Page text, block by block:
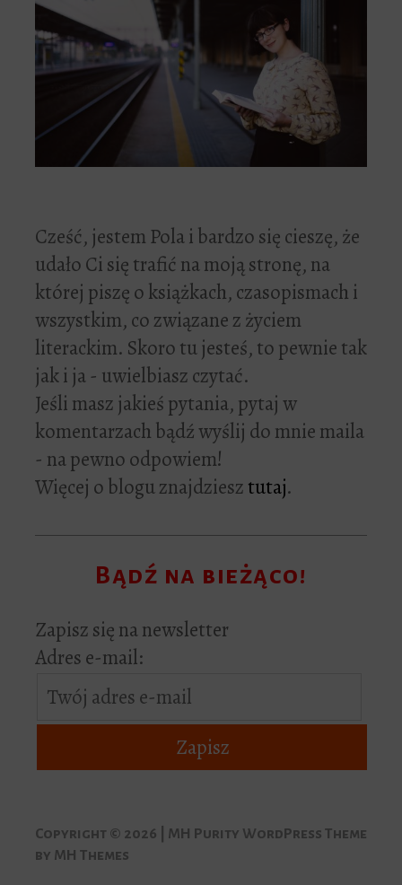
Cześć, jestem Pola i bardzo się cieszę, że
udało Ci się trafić na moją stronę, na
której piszę o książkach, czasopismach i
wszystkim, co związane z życiem
literackim. Skoro tu jesteś, to pewnie tak
jak i ja - uwielbiasz czytać.
Jeśli masz jakieś pytania, pytaj w
komentarzach bądź wyślij do mnie maila
- na pewno odpowiem!
Więcej o blogu znajdziesztutaj.
Bądź na bieżąco!
Zapisz się na newsletter
Adres e-mail:
Copyright © 2026 | MH Purity WordPress Theme
by MH Themes